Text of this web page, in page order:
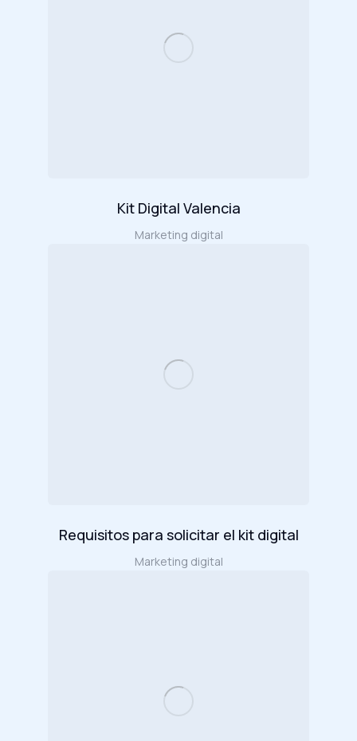
Kit Digital Valencia
Marketing digital
Requisitos para solicitar el kit digital
Marketing digital